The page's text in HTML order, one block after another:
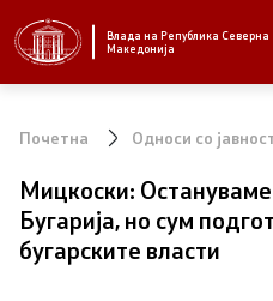
Влада на Република Северна
Македонија
Стратешки приоритети и
Завршени планови
Почетна Односи со
Мицкоски:
Бугарија, но сум
бугарските власти